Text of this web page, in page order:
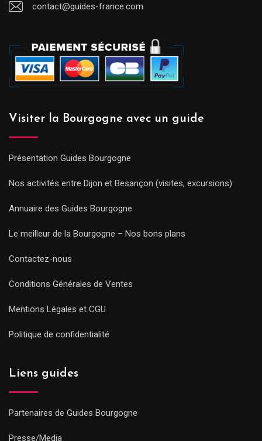
contact@guides-france.com
Visiter la Bourgogne avec un guide
Présentation Guides Bourgogne
Nos activités entre Dijon et Besançon (visites, excursions)
Annuaire des Guides Bourgogne
Le meilleur de la Bourgogne – Nos bons plans
Contactez-nous
Conditions Générales de Ventes
Mentions Légales et CGU
Politique de confidentialité
Liens guides
Partenaires de Guides Bourgogne
Presse/Media